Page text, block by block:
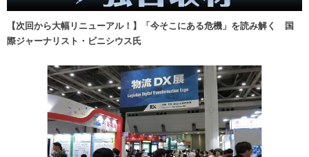
【次回から大幅リニューアル！】「今そこにある危機」を読み解く 国
際ジャーナリスト・ビニシウス氏